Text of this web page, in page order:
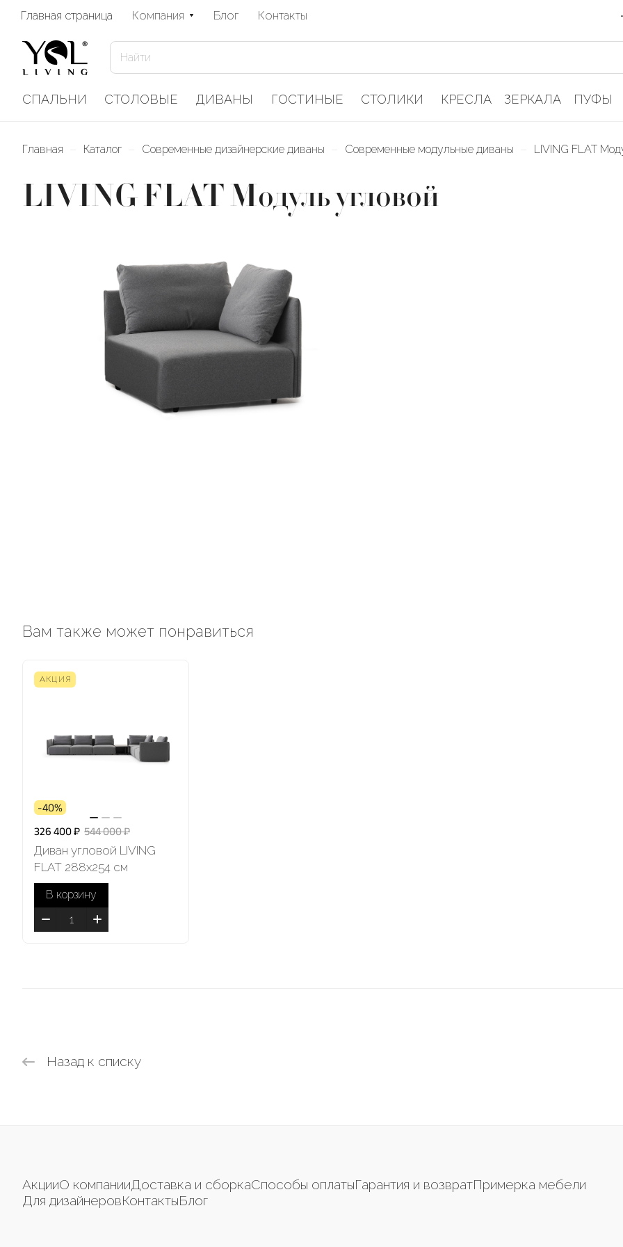
Главная страница Компания Блог Контакты
СПАЛЬНИ СТОЛОВЫЕ ДИВАНЫ ГОСТИНЫЕ СТОЛИКИ КРЕСЛА ЗЕРКАЛА ПУФЫ
Главная Каталог Современные дизайнерские диваны Современные модульные диваны LIVING FLAT
LIVING FLAT Модуль угловой
Вам также может понравиться
АКЦИЯ
-40%
326 400 ₽ 544 000 ₽
Диван угловой LIVING
FLAT 288х254 см
В корзину
Назад к списку
АкцииО компанииДоставка и сборкаСпособы оплатыГарантия и возвратПримерка мебели
Для дизайнеровКонтактыБлог